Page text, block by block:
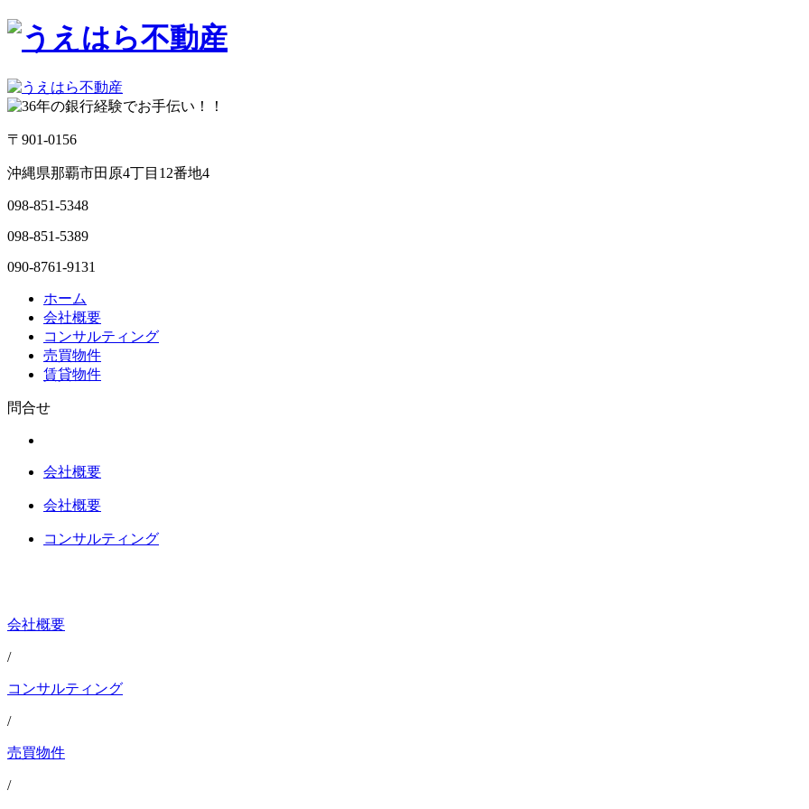
〒901-0156
沖縄県那覇市田原4丁目12番地4
098-851-5348
098-851-5389
090-8761-9131
ホーム
会社概要
コンサルティング
売買物件
賃貸物件
問合せ
会社概要
会社概要
コンサルティング
会社概要
/
コンサルティング
/
売買物件
/